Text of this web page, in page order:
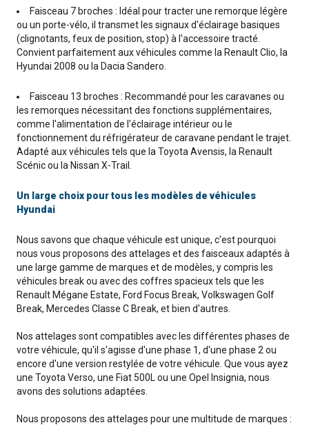
Faisceau 7 broches : Idéal pour tracter une remorque légère
ou un porte-vélo, il transmet les signaux d'éclairage basiques
(clignotants, feux de position, stop) à l'accessoire tracté.
Convient parfaitement aux véhicules comme la Renault Clio, la
Hyundai 2008 ou la Dacia Sandero.
Faisceau 13 broches : Recommandé pour les caravanes ou
les remorques nécessitant des fonctions supplémentaires,
comme l'alimentation de l'éclairage intérieur ou le
fonctionnement du réfrigérateur de caravane pendant le trajet.
Adapté aux véhicules tels que la Toyota Avensis, la Renault
Scénic ou la Nissan X-Trail.
Un large choix pour tous les modèles de véhicules
Hyundai
Nous savons que chaque véhicule est unique, c'est pourquoi
nous vous proposons des attelages et des faisceaux adaptés à
une large gamme de marques et de modèles, y compris les
véhicules break ou avec des coffres spacieux tels que les
Renault Mégane Estate, Ford Focus Break, Volkswagen Golf
Break, Mercedes Classe C Break, et bien d'autres.
Nos attelages sont compatibles avec les différentes phases de
votre véhicule, qu'il s'agisse d'une phase 1, d'une phase 2 ou
encore d'une version restylée de votre véhicule. Que vous ayez
une Toyota Verso, une Fiat 500L ou une Opel Insignia, nous
avons des solutions adaptées.
Nous proposons des attelages pour une multitude de marques :